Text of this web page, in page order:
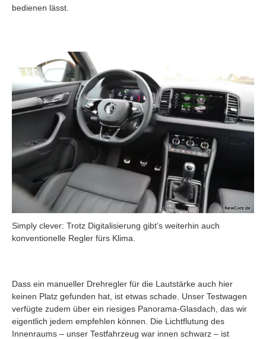
bedienen lässt.
Simply clever: Trotz Digitalisierung gibt’s weiterhin auch
konventionelle Regler fürs Klima.
Dass ein manueller Drehregler für die Lautstärke auch hier
keinen Platz gefunden hat, ist etwas schade. Unser Testwagen
verfügte zudem über ein riesiges Panorama-Glasdach, das wir
eigentlich jedem empfehlen können. Die Lichtflutung des
Innenraums – unser Testfahrzeug war innen schwarz – ist